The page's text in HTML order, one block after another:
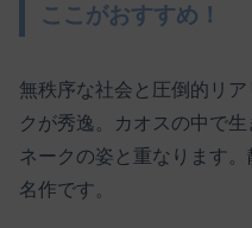
ここがおすすめ！
無秩序な社会と圧倒的リ
クが秀逸。カオスの中で
ネークの姿と重なります。
名作です。